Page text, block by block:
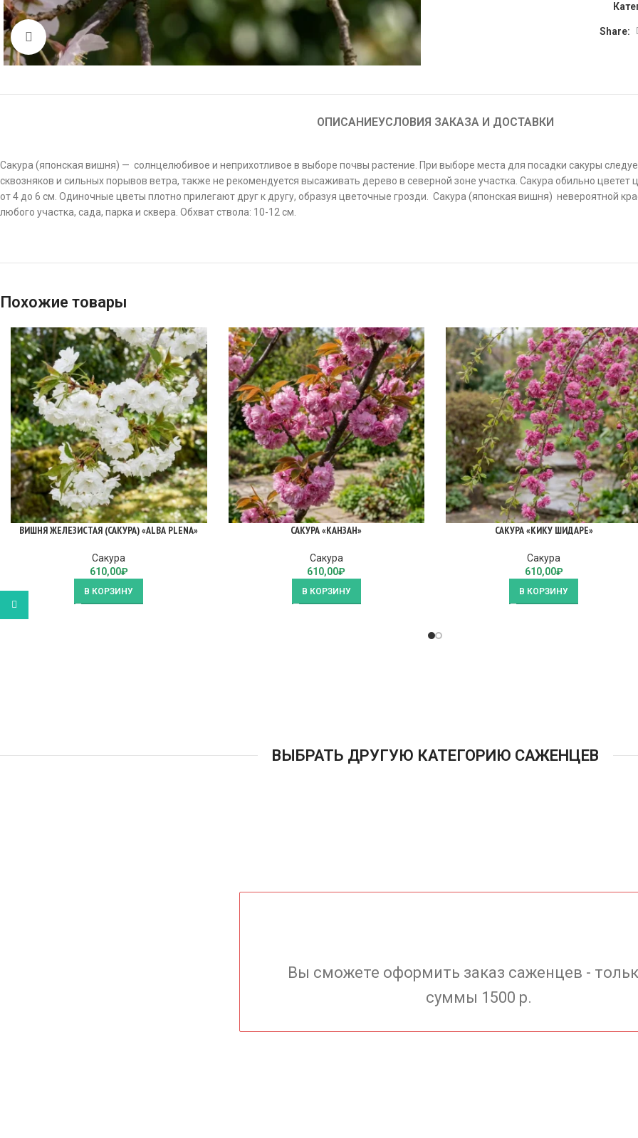
Click to enlarge Share:
ОПИСАНИЕУСЛОВИЯ ЗАКАЗА И ДОСТАВКИ
Сакура (японская вишня) — солнцелюбивое и неприхотливое в выборе почвы растение. При выборе места для посадки сакуры
сквозняков и сильных порывов ветра, также не рекомендуется высаживать дерево в северной зоне участка. Сакура обильно
от 4 до 6 см. Одиночные цветы плотно прилегают друг к другу, образуя цветочные грозди. Сакура (японская вишня) невероятной
любого участка, сада, парка и сквера. Обхват ствола: 10-12 см.
Похожие товары
ВИШНЯ ЖЕЛЕЗИСТАЯ (САКУРА) «ALBА PLENA»
Сакура
610,00₽
В КОРЗИНУ
САКУРА «КАНЗАН»
Сакура
610,00₽
В КОРЗИНУ
САКУРА «КИКУ ШИДАРЕ»
Сакура
610,00₽
В КОРЗИНУ
ВЫБРАТЬ ДРУГУЮ КАТЕГОРИЮ САЖЕНЦЕВ
Вы сможете оформить заказ саженцев -
суммы 1500 р.
WhatsApp